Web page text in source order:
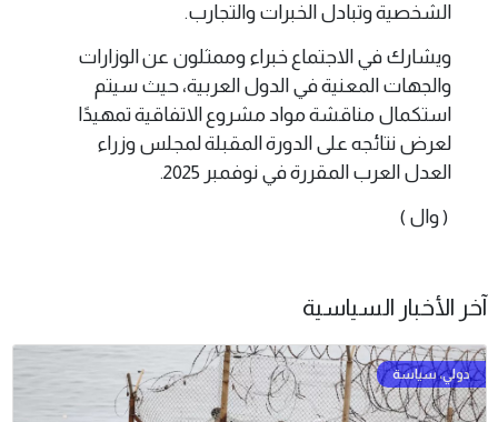
الشخصية وتبادل الخبرات والتجارب.
ويشارك في الاجتماع خبراء وممثلون عن الوزارات
والجهات المعنية في الدول العربية، حيث سيتم
استكمال مناقشة مواد مشروع الاتفاقية تمهيدًا
لعرض نتائجه على الدورة المقبلة لمجلس وزراء
العدل العرب المقررة في نوفمبر 2025.
( وال )
آخر الأخبار السياسية